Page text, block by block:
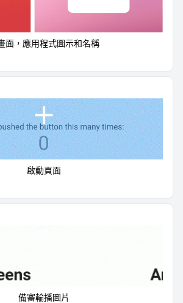
面，應用程式圖示和名稱
啟動頁面
備審輪播圖片